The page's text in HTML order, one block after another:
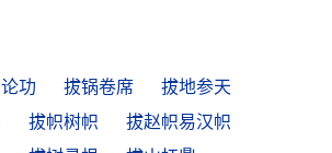
功 拔锅卷席
拔地参天
拔帜树帜
拔赵帜易汉帜